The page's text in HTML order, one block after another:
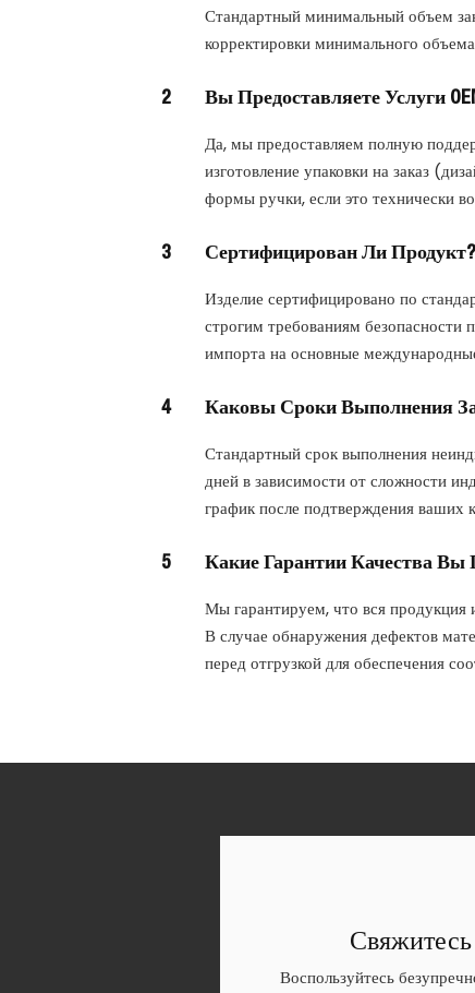
Стандартный минимальный объем
корректировки минимального
2 Вы Предоставляете Услуги
Да, мы предоставляем полную
изготовление упаковки на заказ
формы ручки, если это технически
3 Сертифицирован Ли
Изделие сертифицировано по
строгим требованиям
импорта на основные
4 Каковы Сроки Выполнения
Стандартный срок выполнения
дней в зависимости от сложности
график после подтверждения ваших
5 Какие Гарантии Качества Вы
Мы гарантируем, что вся продукция
В случае обнаружения дефектов
перед отгрузкой для обеспечения
Воспользуйтесь